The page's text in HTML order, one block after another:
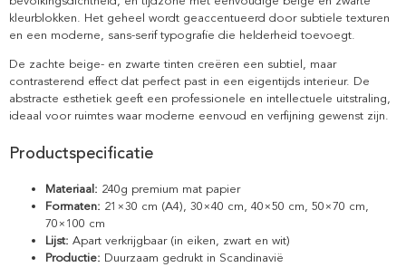
kleurblokken. Het geheel wordt geaccentueerd door subtiele texturen
en een moderne, sans-serif typografie die helderheid toevoegt.
De zachte beige- en zwarte tinten creëren een subtiel, maar
contrasterend effect dat perfect past in een eigentijds interieur. De
abstracte esthetiek geeft een professionele en intellectuele uitstraling,
ideaal voor ruimtes waar moderne eenvoud en verfijning gewenst zijn.
Productspecificatie
Materiaal: 240g premium mat papier
Formaten: 21×30 cm (A4), 30×40 cm, 40×50 cm, 50×70 cm,
70×100 cm
Lijst: Apart verkrijgbaar (in eiken, zwart en wit)
Productie: Duurzaam gedrukt in Scandinavië